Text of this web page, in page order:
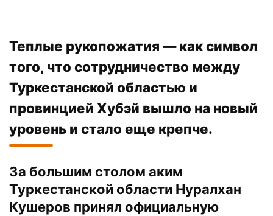
Теплые рукопожатия — как символ
того, что сотрудничество между
Туркестанской областью и
провинцией Хубэй вышло на новый
уровень и стало еще крепче.
За большим столом аким
Туркестанской области Нуралхан
Кушеров принял официальную